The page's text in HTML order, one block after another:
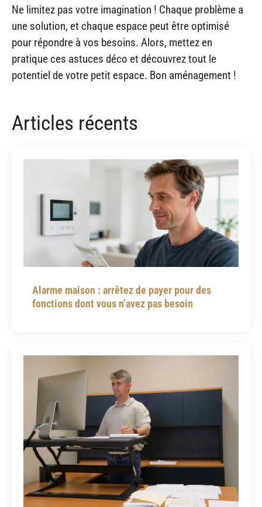
Ne limitez pas votre imagination ! Chaque problème a
une solution, et chaque espace peut être optimisé
pour répondre à vos besoins. Alors, mettez en
pratique ces astuces déco et découvrez tout le
potentiel de votre petit espace. Bon aménagement !
Articles récents
Alarme maison : arrêtez de payer pour des
fonctions dont vous n’avez pas besoin